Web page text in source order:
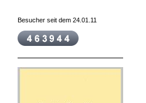
Besucher seit dem 24.01.11